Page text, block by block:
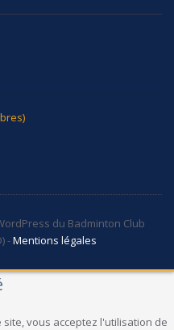
du Badminton Club
-Mentions légales
vous acceptez l'utilisation de